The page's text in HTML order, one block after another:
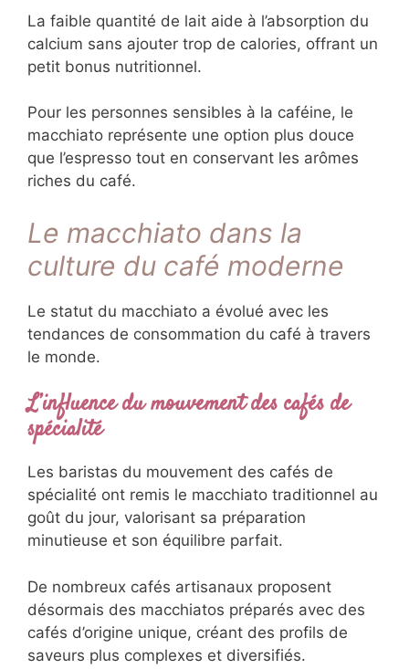
La faible quantité de lait aide à l’absorption du
calcium sans ajouter trop de calories, offrant un
petit bonus nutritionnel.
Pour les personnes sensibles à la caféine, le
macchiato représente une option plus douce
que l’espresso tout en conservant les arômes
riches du café.
Le macchiato dans la
culture du café moderne
Le statut du macchiato a évolué avec les
tendances de consommation du café à travers
le monde.
L’influence du mouvement des cafés de
spécialité
Les baristas du mouvement des cafés de
spécialité ont remis le macchiato traditionnel au
goût du jour, valorisant sa préparation
minutieuse et son équilibre parfait.
De nombreux cafés artisanaux proposent
désormais des macchiatos préparés avec des
cafés d’origine unique, créant des profils de
saveurs plus complexes et diversifiés.